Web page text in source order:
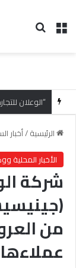
القائمة
الرئيسية/أخبار
الأخبار المحلية
شركة
من